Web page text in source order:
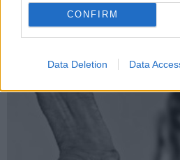
CONFIRM
Data Deletion Data
vidění na internetu, zachycující bití